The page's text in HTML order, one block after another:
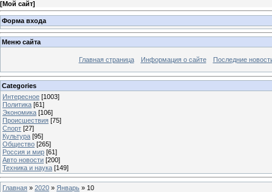
[Мой сайт]
Форма входа
Меню сайта
Главная страница Информация о сайте Последние
Categories
Интересное [1003]
Политика [61]
Экономика [106]
Происшествия [75]
Спорт [27]
Культура [95]
Общество [265]
Россия и мир [61]
Авто новости [200]
Техника и наука [149]
Главная » 2020 » Январь » 10